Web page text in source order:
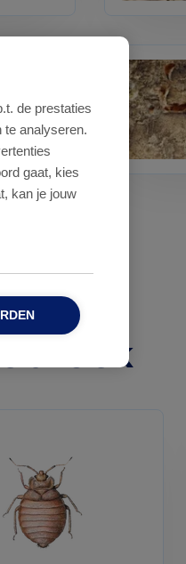
les
de prestaties
te analyseren.
gaat, kies
kan je jouw